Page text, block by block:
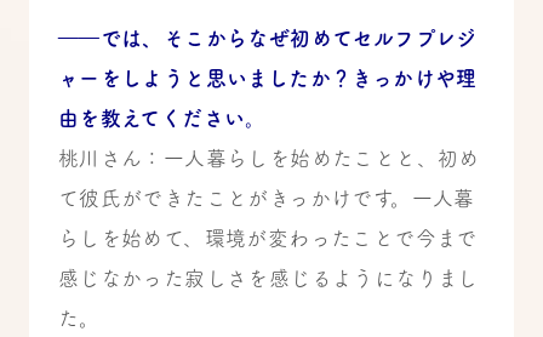
――では、そこからなぜ初めてセルフプレジ
ャーをしようと思いましたか？きっかけや理
由を教えてください。
桃川さん：一人暮らしを始めたことと、初め
て彼氏ができたことがきっかけです。一人暮
らしを始めて、環境が変わったことで今まで
感じなかった寂しさを感じるようになりまし
た。